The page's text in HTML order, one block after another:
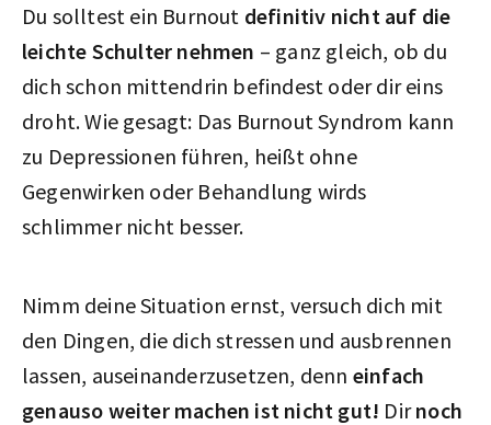
Du solltest ein Burnout definitiv nicht auf die
leichte Schulter nehmen – ganz gleich, ob du
dich schon mittendrin befindest oder dir eins
droht. Wie gesagt: Das Burnout Syndrom kann
zu Depressionen führen, heißt ohne
Gegenwirken oder Behandlung wirds
schlimmer nicht besser.
Nimm deine Situation ernst, versuch dich mit
den Dingen, die dich stressen und ausbrennen
lassen, auseinanderzusetzen, denn einfach
genauso weiter machen ist nicht gut! Dirnoch